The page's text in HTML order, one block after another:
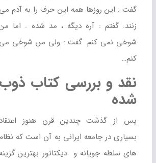
گفت : این روزها همه این حرف را به آدم می
زنند. گفتم : آره دیگه ، مد شده . اما من
شوخی نمی کنم. گفت : ولی من شوخی می
نقد و بررسی کتاب ذوب
شده
پس از گذشت چندین قرن هنوز اعتقاد
بسیاری در جامعه ایرانی به آن است که نظام
های سلطه جویانه و دیکتاتور بهترین گزینه